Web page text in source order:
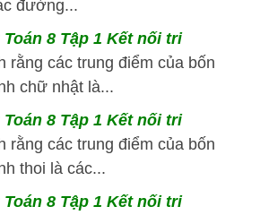
đường...
8 Tập 1 Kết nối tri
rằng các trung điểm của bốn
chữ nhật là...
8 Tập 1 Kết nối tri
rằng các trung điểm của bốn
thoi là các...
8 Tập 1 Kết nối tri